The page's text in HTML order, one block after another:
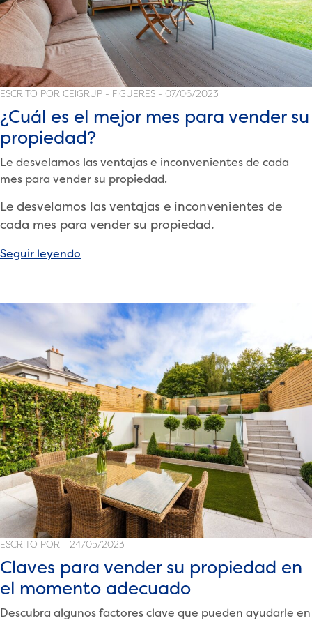
ESCRITO POR CEIGRUP - FIGUERES - 07/06/2023
¿Cuál es el mejor mes para vender su
propiedad?
Le desvelamos las ventajas e inconvenientes de cada
mes para vender su propiedad.
Le desvelamos las ventajas e inconvenientes de
cada mes para vender su propiedad.
Seguir leyendo
mejor
mes
para
vender
su
propiedad?»
ESCRITO POR - 24/05/2023
Claves para vender su propiedad en
el momento adecuado
Descubra algunos factores clave que pueden ayudarle en